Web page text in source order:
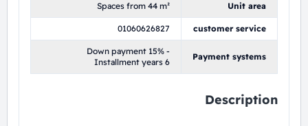
Unit area
Spaces from 44 m²
customer service
01060626827
Payment systems
Down payment 15% -
Installment years 6
Description